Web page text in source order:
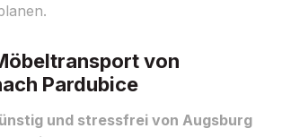
von
Pardubice
und stressfrei von Augsburg